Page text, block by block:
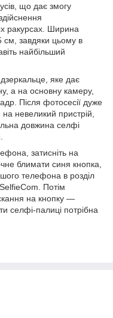
що дає змогу
ракурсах. Ширина
см, завдяки цьому в
найбільший
яке дає
а на основну камеру,
Після фотосесії дуже
невеликий пристрій,
довжина селфі
затисніть на
блимати синя кнопка,
телефона в розділ
Потім
на кнопку —
селфі-палиці потрібна